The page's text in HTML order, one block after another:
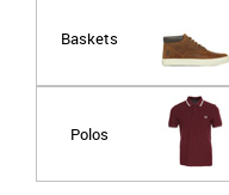
Baskets
Polos